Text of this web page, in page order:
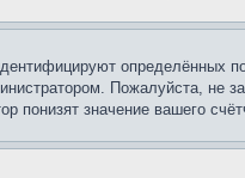
определённых
Пожалуйста, не
понизят значение вашего